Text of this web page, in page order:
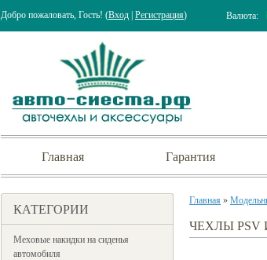
Добро пожаловать, Гость! (Вход Регистрация) Валюта:
Главная Гарантия
КАТЕГОРИИ
Меховые накидки на сиденья
автомобиля
Главная »
ЧЕХЛЫ PSV